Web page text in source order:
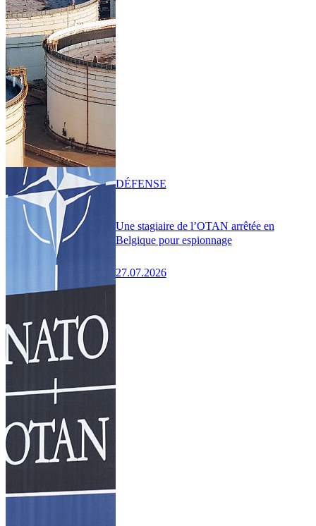
Une stagiaire de l’OTAN arrêtée en
Belgique pour espionnage
27.07.2026
DÉFENSE